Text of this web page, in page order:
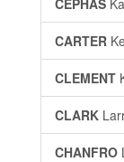
CEPHAS
CARTER
CLEMENT
CLARK
CHANFRO